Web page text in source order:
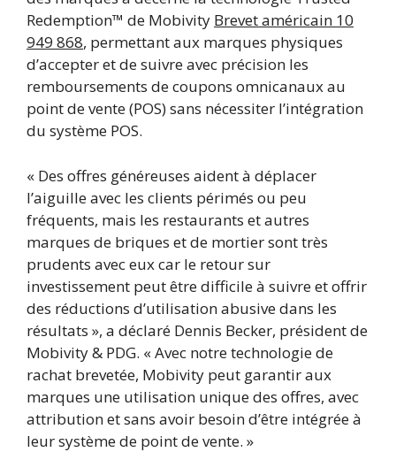
Redemption™ de Mobivity Brevet américain 10
949 868, permettant aux marques physiques
d’accepter et de suivre avec précision les
remboursements de coupons omnicanaux au
point de vente (POS) sans nécessiter l’intégration
du système POS.
« Des offres généreuses aident à déplacer
l’aiguille avec les clients périmés ou peu
fréquents, mais les restaurants et autres
marques de briques et de mortier sont très
prudents avec eux car le retour sur
investissement peut être difficile à suivre et offrir
des réductions d’utilisation abusive dans les
résultats », a déclaré Dennis Becker, président de
Mobivity & PDG. « Avec notre technologie de
rachat brevetée, Mobivity peut garantir aux
marques une utilisation unique des offres, avec
attribution et sans avoir besoin d’être intégrée à
leur système de point de vente. »